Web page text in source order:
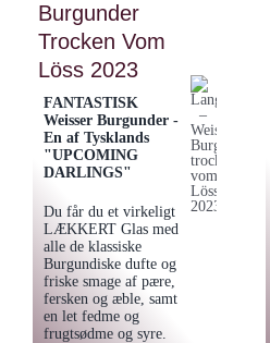
Brut
antal
Burgunder
Trocken Vom
Löss 2023
FANTASTISK
Weisser Burgunder -
En af Tysklands
"UPCOMING
DARLINGS"
Du får du et virkeligt
LÆKKERT Glas med
alle de klassiske
Burgundiske dufte og
friske smage af pære,
fersken og æble, samt
en let fedme og
frugtsødme og syre.